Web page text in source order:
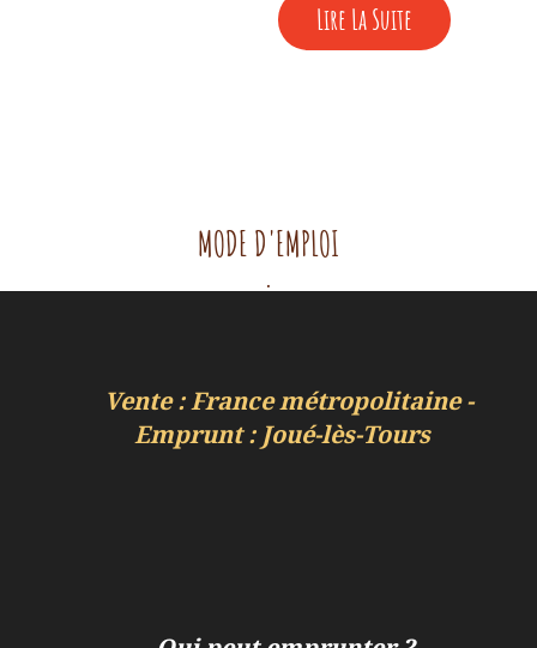
Lire La Suite
MODE D'EMPLOI
.
Vente : France métropolitaine -
Emprunt : Joué-lès-Tours